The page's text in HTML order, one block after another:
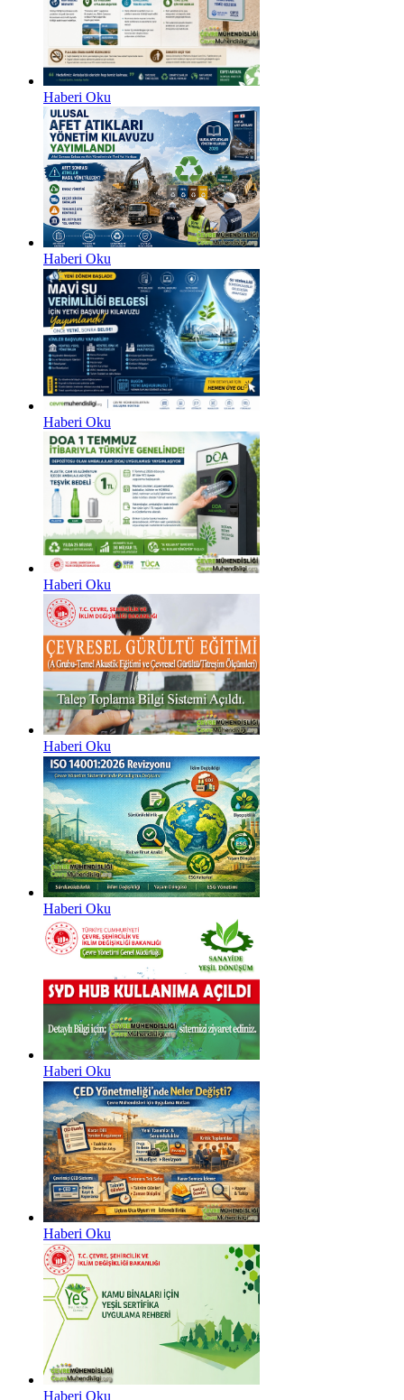
Haberi Oku
Haberi Oku
Haberi Oku
Haberi Oku
Haberi Oku
Haberi Oku
Haberi Oku
Haberi Oku
Haberi Oku